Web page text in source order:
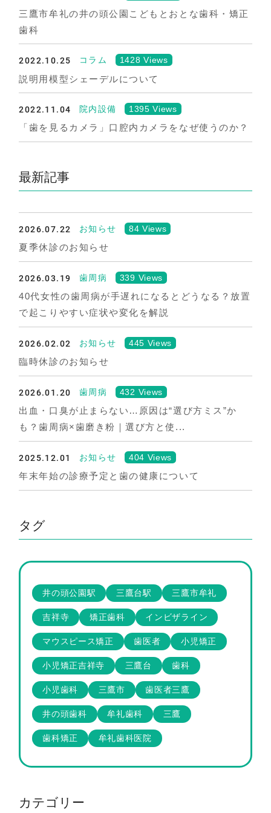
三鷹市牟礼の井の頭公園こどもとおとな歯科・矯正
歯科
2022.10.25 コラム 1428 Views
説明用模型シェーデルについて
2022.11.04 院内設備 1395 Views
「歯を見るカメラ」口腔内カメラをなぜ使うのか？
最新記事
2026.07.22 お知らせ 84 Views
夏季休診のお知らせ
2026.03.19 歯周病 339 Views
40代女性の歯周病が手遅れになるとどうなる？放置
で起こりやすい症状や変化を解説
2026.02.02 お知らせ 445 Views
臨時休診のお知らせ
2026.01.20 歯周病 432 Views
出血・口臭が止まらない…原因は“選び方ミス”か
も？歯周病×歯磨き粉｜選び方と使...
2025.12.01 お知らせ 404 Views
年末年始の診療予定と歯の健康について
タグ
井の頭公園駅 三鷹台駅 三鷹市牟礼
吉祥寺 矯正歯科 インビザライン
マウスピース矯正 歯医者 小児矯正
小児矯正吉祥寺 三鷹台 歯科
小児歯科 三鷹市 歯医者三鷹
井の頭歯科 牟礼歯科 三鷹
歯科矯正 牟礼歯科医院
カテゴリー